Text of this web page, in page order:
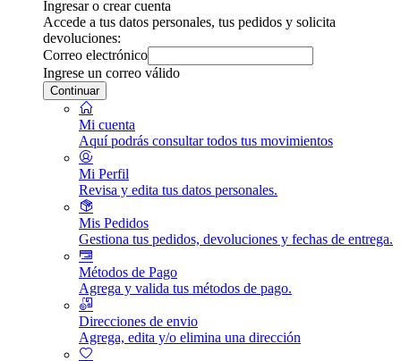
Ingresar o crear cuenta
Accede a tus datos personales, tus pedidos y solicita
devoluciones:
Correo electrónico
Ingrese un correo válido
Continuar
Mi cuenta
Aquí podrás consultar todos tus movimientos
Mi Perfil
Revisa y edita tus datos personales.
Mis Pedidos
Gestiona tus pedidos, devoluciones y fechas de entrega.
Métodos de Pago
Agrega y valida tus métodos de pago.
Direcciones de envio
Agrega, edita y/o elimina una dirección